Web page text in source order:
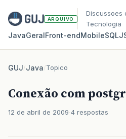
ARQUIVO
Discussoes
Tecnologia
JavaGeralFront‑endMobileSQL
GUJ/Java/Topico
Conexão com
12 de abril de 2009 4 respostas